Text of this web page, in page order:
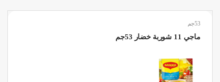
53جم
ماجي 11 شوربة خضار 53جم